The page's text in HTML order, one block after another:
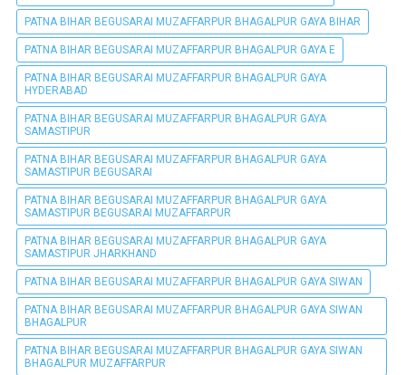
PATNA BIHAR BEGUSARAI MUZAFFARPUR BHAGALPUR GAYA BIHAR
PATNA BIHAR BEGUSARAI MUZAFFARPUR BHAGALPUR GAYA E
PATNA BIHAR BEGUSARAI MUZAFFARPUR BHAGALPUR GAYA
HYDERABAD
PATNA BIHAR BEGUSARAI MUZAFFARPUR BHAGALPUR GAYA
SAMASTIPUR
PATNA BIHAR BEGUSARAI MUZAFFARPUR BHAGALPUR GAYA
SAMASTIPUR BEGUSARAI
PATNA BIHAR BEGUSARAI MUZAFFARPUR BHAGALPUR GAYA
SAMASTIPUR BEGUSARAI MUZAFFARPUR
PATNA BIHAR BEGUSARAI MUZAFFARPUR BHAGALPUR GAYA
SAMASTIPUR JHARKHAND
PATNA BIHAR BEGUSARAI MUZAFFARPUR BHAGALPUR GAYA SIWAN
PATNA BIHAR BEGUSARAI MUZAFFARPUR BHAGALPUR GAYA SIWAN
BHAGALPUR
PATNA BIHAR BEGUSARAI MUZAFFARPUR BHAGALPUR GAYA SIWAN
BHAGALPUR MUZAFFARPUR